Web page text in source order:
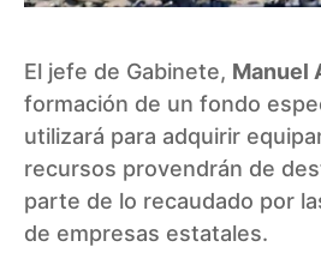
El jefe de Gabinete, Manuel
formación de un fondo
utilizará para adquirir
recursos provendrán de
parte de lo recaudado por
de empresas estatales.